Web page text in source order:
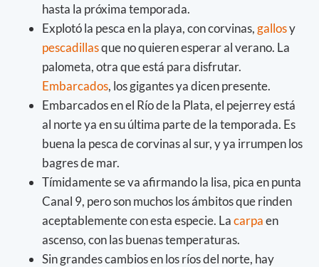
hasta la próxima temporada.
Explotó la pesca en la playa, con corvinas, gallosy
pescadillasque no quieren esperar al verano. La
palometa, otra que está para disfrutar.
Embarcados, los gigantes ya dicen presente.
Embarcados en el Río de la Plata, el pejerrey está
al norte ya en su última parte de la temporada. Es
buena la pesca de corvinas al sur, y ya irrumpen los
bagres de mar.
Tímidamente se va afirmando la lisa, pica en punta
Canal 9, pero son muchos los ámbitos que rinden
aceptablemente con esta especie. Lacarpaen
ascenso, con las buenas temperaturas.
Sin grandes cambios en los ríos del norte, hay